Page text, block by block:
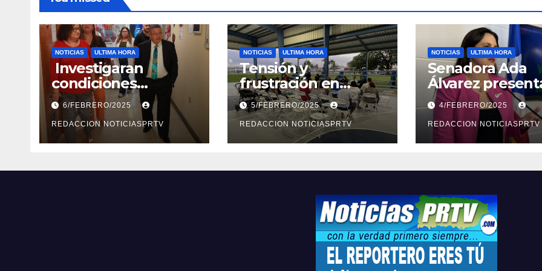
NOTICIAS ULTIMA HORA
Investigaran
condiciones
deplorables de las
facilidades el
Departamento de la
Salud en Mayagüez
6/FEBRERO/2025
REDACCION NOTICIASPRTV
NOTICIAS ULTIMA HORA
Tensión y
frustración en
reunión sobre
seguridad en
Reparto
Metropolitano
5/FEBRERO/2025
REDACCION NOTICIASPRTV
NOTICIAS ULTIMA HORA
Senadora Ada
Álvarez
medidas ante la
violencia en el
noviazgo
4/FEBRERO/2025
REDACCION NOTICIASPRTV